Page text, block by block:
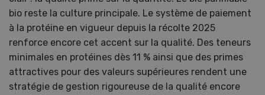
bio reste la culture principale. Le système de paiement
à la protéine en vigueur depuis la récolte 2025
renforce encore cet accent sur la qualité. Des teneurs
minimales en protéines dès 11 % ainsi que des primes
attractives pour des valeurs supérieures rendent une
stratégie de gestion rigoureuse de la qualité encore